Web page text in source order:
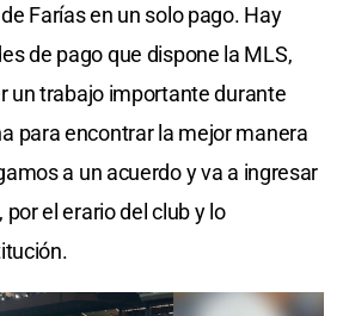
Farías en un solo pago. Hay
de pago que dispone la MLS,
un trabajo importante durante
para encontrar la mejor manera
a un acuerdo y va a ingresar
el erario del club y lo